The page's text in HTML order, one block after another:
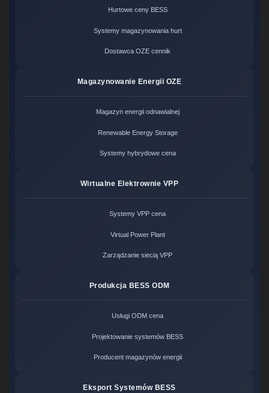
Hurtowe ceny BESS
Systemy magazynowania hurt
Dostawca OZE cennik
Magazynowanie Energii OZE
Magazyn energii odnawialnej
Renewable Energy Storage
Systemy hybrydowe cena
Wirtualne Elektrownie VPP
Systemy VPP cena
Virtual Power Plant
Zarządzanie siecią VPP
Produkcja BESS ODM
Usługi ODM cena
Projektowanie systemów BESS
Producent magazynów energii
Eksport Systemów BESS